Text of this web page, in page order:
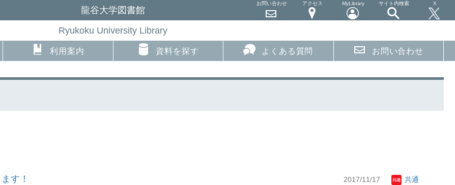
龍谷大学図書館
Ryukoku University Library
お問い合わせ アクセス MyLibrary サイト内検索 X
利用案内 資料を探す よくある質問 お問い合わせ
す！ 2017/11/17 共通